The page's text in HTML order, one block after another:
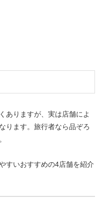
ありますが、実は店舗によ
ります。旅行者なら品ぞろ
すいおすすめの4店舗を紹介